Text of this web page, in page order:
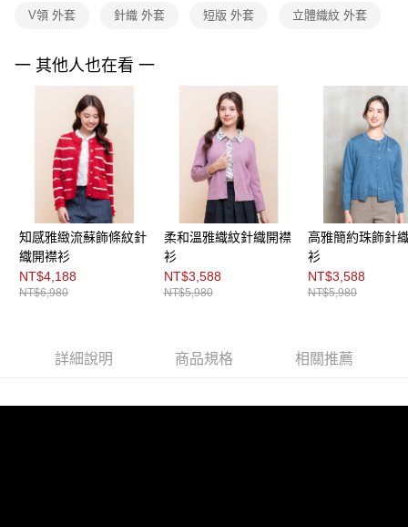
※ 交易是否成功請以「AFTEE先享後付 」之結帳頁面顯示為準，若有關於
是否繳費成功／繳費後需取消欲退款等相關疑問，請聯繫「AFTEE先享後付
【注意事項】
１．透過由恩沛科技股份有限公司提供之「AFTEE先享後付」服務完成之交
易，需依本服務之必要範圍內提供個人資料，並將交易相關給付款項請求債
權轉讓予恩沛科技股份有限公司。
２．關於個人資料處理事宜，請瀏覽以下網址：
https://aftee.tw/terms/#terms3
３．未成年的使用者請事先徵得法定代理人或監護人之同意方可使用
「AFTEE先享後付」，若未經同意申辦者引起之損失，本公司不負相關責
４．使用「AFTEE先享後付」時，將依據個別帳號之用戶狀況，依本公司即
時審查核予不同之上限額度；若仍有額度不足之情形，本公司將視審查結果
請求用戶進行身份認證。
５．嚴禁一人註冊多個帳號或使用他人資訊註冊。若發現惡意使用之情形，
恩沛科技股份有限公司將有權停止該用戶之使用額度並採取法律行動。
付款後7-11取貨
黑貓宅配
每筆NT$90，滿NT$3,600(含以上)免運費
離島宅配 (蘭嶼恕不配送)
每筆NT$200，滿NT$8,000(含以上)免運費
付款後門市自取
V領 外套 針織 外套 短版 外套 立體織紋 外套
一 其他人也在看 一
知感雅緻流蘇飾條紋針
織開襟衫
NT$4,188
NT$6,980
柔和溫雅織紋針織開襟
衫
NT$3,588
NT$5,980
高雅簡約珠飾針
衫
NT$3,588
NT$5,980
詳細說明 商品規格 相關推薦